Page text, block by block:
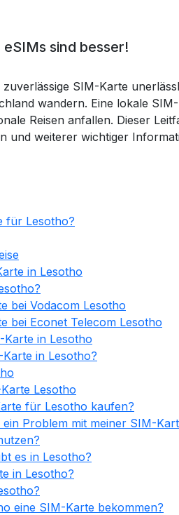
sind besser!
SIM-Karte
wandern. Eine lokale
Reisen anfallen. Dieser
und weiterer wichtiger
für Lesotho?
in Lesotho
bei Vodacom Lesotho
bei Econet Telecom Lesotho
in Lesotho
in Lesotho?
Lesotho
für Lesotho kaufen?
Problem mit meiner SIM-
es in Lesotho?
in Lesotho?
eine SIM-Karte bekommen?